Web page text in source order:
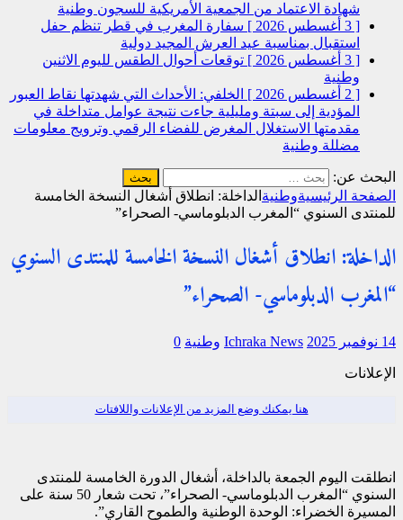
شهادة الاعتماد من الجمعية الأمريكية للسجون وطنية
[ 3 أغسطس 2026 ]
سفارة المغرب في قطر تنظم حفل
استقبال بمناسبة عيد العرش المجيد دولية
[ 3 أغسطس 2026 ]
توقعات أحوال الطقس لليوم الاثنين
وطنية
[ 2 أغسطس 2026 ]
الخلفي: الأحداث التي شهدتها نقاط العبور
المؤدية إلى سبتة ومليلية جاءت نتيجة عوامل متداخلة في
مقدمتها الاستغلال المغرض للفضاء الرقمي وترويج معلومات
مضللة وطنية
البحث عن:
الصفحة الرئيسيةوطنية الداخلة: انطلاق أشغال النسخة الخامسة
للمنتدى السنوي “المغرب الدبلوماسي- الصحراء”
الداخلة: انطلاق أشغال النسخة الخامسة للمنتدى السنوي
“المغرب الدبلوماسي- الصحراء”
14 نوفمبر 2025 Ichraka News وطنية 0
الإعلانات
هنا يمكنك وضع المزيد من الإعلانات واللافتات
انطلقت اليوم الجمعة بالداخلة، أشغال الدورة الخامسة للمنتدى
السنوي “المغرب الدبلوماسي- الصحراء”، تحت شعار 50 سنة على
المسيرة الخضراء: الوحدة الوطنية والطموح القاري”.